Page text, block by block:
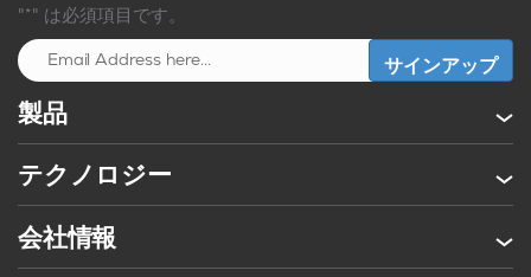
"*" は必須項目です。
製品
テクノロジー
会社情報